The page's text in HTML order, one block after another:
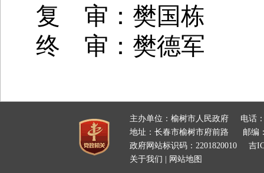
复 审：樊国栋
终 审：樊德军
主办单位：榆树市人民政府
电话
地址：长春市榆树市府前路
邮编
政府网站标识码：2201820010
吉
关于我们
网站地图